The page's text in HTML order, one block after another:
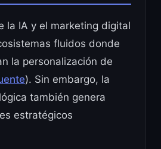
la IA y el marketing digital
fluidos donde
la personalización de
). Sin embargo, la
también genera
estratégicos